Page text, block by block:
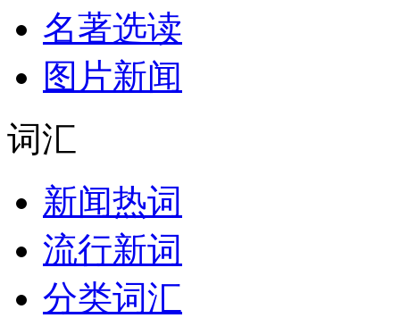
名著选读
图片新闻
词汇
新闻热词
流行新词
分类词汇